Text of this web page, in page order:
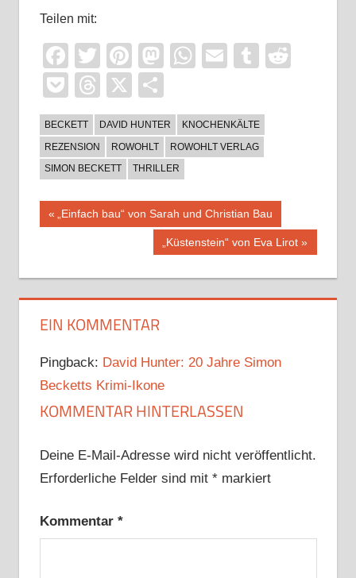
Teilen mit:
Facebook
TwitterPinterest
Mastodon
WhatsApp
EmailTumblr
PocketThreads
X
BECKETT DAVID HUNTER
KNOCHENKÄLTE
REZENSION
ROWOHLT
ROWOHLT VERLAG
SIMON BECKETT
THRILLER
Beitragsnavigation
Vorheriger
„Einfach bau“ von Sarah und Christian Bau
Nächster
„Küstenstein“ von Eva Lirot
EIN KOMMENTAR
Pingback: David Hunter: 20 Jahre Simon
Becketts Krimi-Ikone
KOMMENTAR HINTERLASSEN
Deine E-Mail-Adresse wird nicht veröffentlicht.
Erforderliche Felder sind mit *markiert
Kommentar *